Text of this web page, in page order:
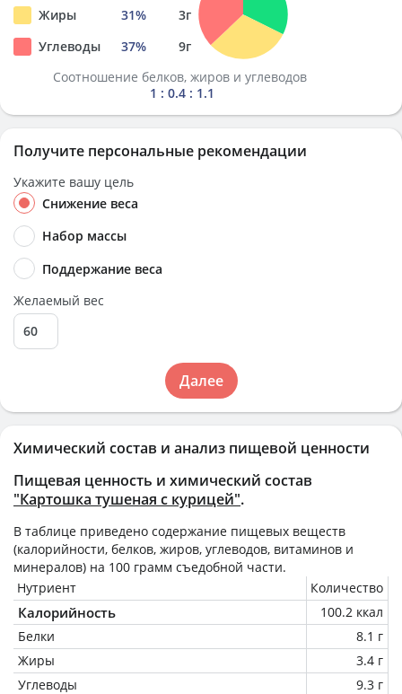
Химический состав и анализ пищевой ценности
Пищевая ценность и химический состав
"Картошка тушеная с курицей".
В таблице приведено содержание пищевых веществ
(калорийности, белков, жиров, углеводов, витаминов и
минералов) на 100 грамм съедобной части.
Нутриент
Количество
Калорийность
100.2 ккал
Белки
8.1 г
Жиры
3.4 г
Углеводы
9.3 г
Жиры 31% 3г
Углеводы
37% 9г
Соотношение белков, жиров и углеводов
1 : 0.4 : 1.1
Получите персональные рекомендации
Укажите вашу цель
Снижение веса
Набор массы
Поддержание веса
Желаемый вес
Далее